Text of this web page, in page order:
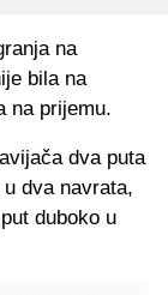
na
bila na
na prijemu.
dva puta
dva navrata,
duboko u